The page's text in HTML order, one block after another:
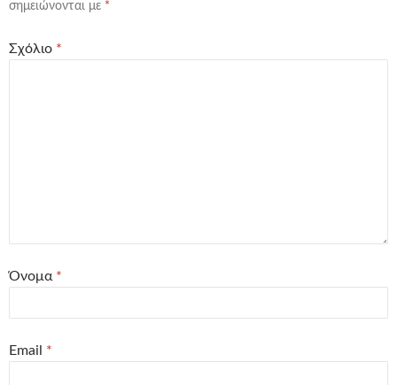
σημειώνονται με *
Σχόλιο *
Όνομα *
Email *